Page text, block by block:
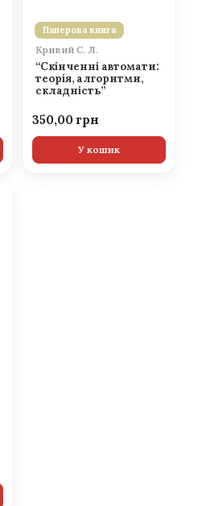
Паперова книга
Кривий С. Л.
“Скінченні автомати:
теорія, алгоритми,
складність”
350,00
У кошик